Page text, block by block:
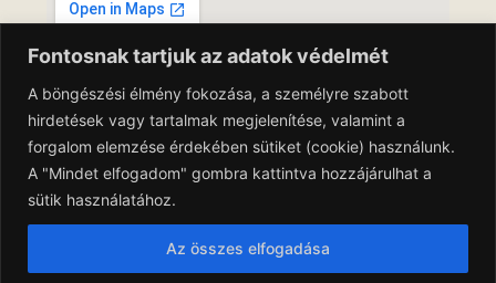
Fontosnak tartjuk az adatok védelmét
A böngészési élmény fokozása, a személyre szabott
hirdetések vagy tartalmak megjelenítése, valamint a
forgalom elemzése érdekében sütiket (cookie) használunk.
A "Mindet elfogadom" gombra kattintva hozzájárulhat a
sütik használatához.
Az összes elfogadása
Adatkezelési Tájékoztató
Általános Szerződési Feltételek